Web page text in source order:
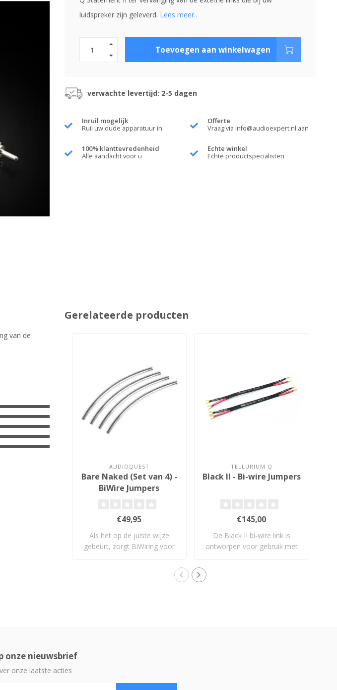
luidspreker zijn geleverd. Lees meer..
Toevoegen aan winkelwagen
verwachte levertijd: 2-5 dagen
Inruil mogelijk
Ruil uw oude apparatuur in
Offerte
Vraag via info@audioexpert.nl aan
100% klanttevredenheid
Alle aandacht voor u
Echte winkel
Echte productspecialisten
van de
Gerelateerde producten
AUDIOQUEST
Bare Naked (Set van 4) -
BiWire Jumpers
€49,95
Als het op de juiste wijze
gebeurt, zorgt BiWiring voor
TELLURIUM Q
Black II - Bi-wire Jumpers
€145,00
De Black II bi-wire link is
ontworpen voor gebruik met
onze nieuwsbrief
onze laatste acties